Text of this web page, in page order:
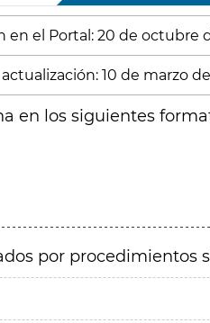
el Portal: 20 de octubre
10 de marzo
en los siguientes
por procedimientos